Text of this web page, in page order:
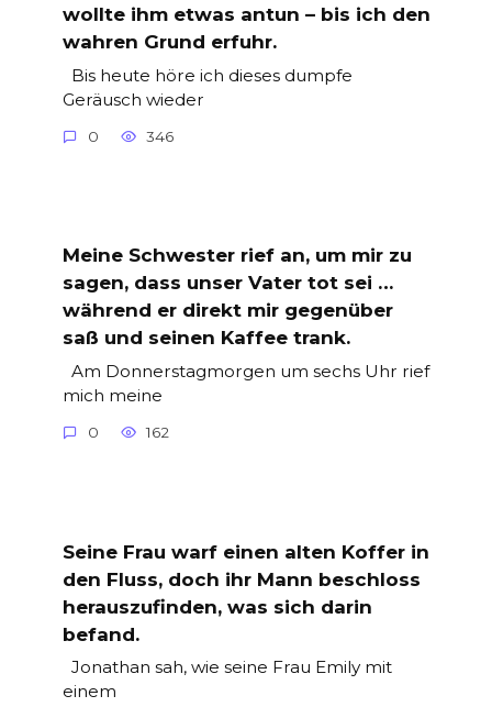
wollte ihm etwas antun – bis ich den
wahren Grund erfuhr.
Bis heute höre ich dieses dumpfe
Geräusch wieder
0 346
Meine Schwester rief an, um mir zu
sagen, dass unser Vater tot sei …
während er direkt mir gegenüber
saß und seinen Kaffee trank.
Am Donnerstagmorgen um sechs Uhr rief
mich meine
0 162
Seine Frau warf einen alten Koffer in
den Fluss, doch ihr Mann beschloss
herauszufinden, was sich darin
befand.
Jonathan sah, wie seine Frau Emily mit
einem